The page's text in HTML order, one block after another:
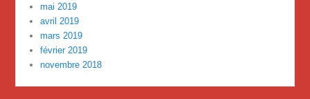
mai 2019
avril 2019
mars 2019
février 2019
novembre 2018